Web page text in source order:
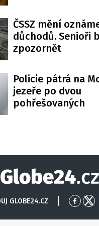
ČSSZ mění
důchodů. Senioři
zpozornět
Policie pátrá na
jezeře po dvou
pohřešovaných
GLOBE24.CZ
Přejít